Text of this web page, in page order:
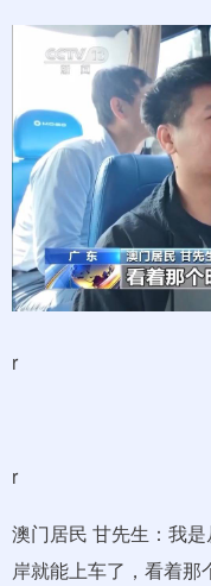
r
r
澳门居民 甘先生：我
岸就能上车了，看着那